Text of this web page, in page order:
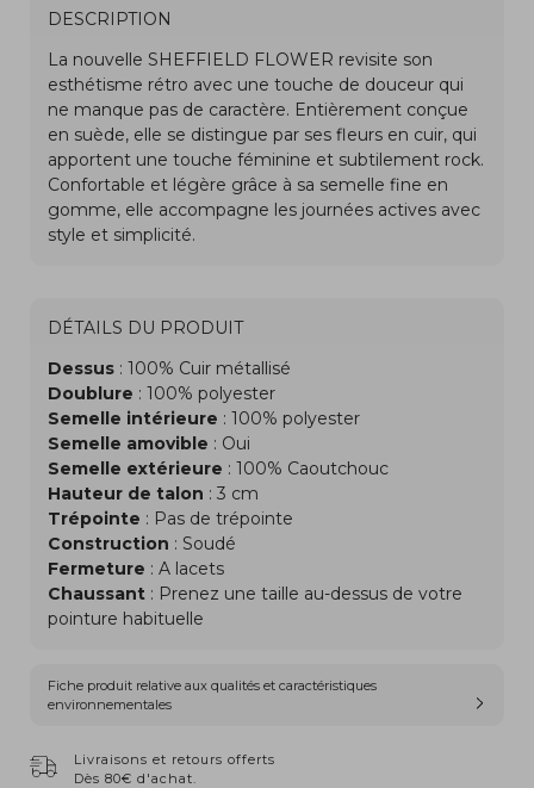
DESCRIPTION
DÉTAILS DU PRODUIT
Dessus : 100% Cuir métallisé
Doublure : 100% polyester
Semelle intérieure : 100% polyester
Semelle amovible : Oui
Semelle extérieure : 100% Caoutchouc
Hauteur de talon : 3 cm
Trépointe : Pas de trépointe
Construction : Soudé
Fermeture : A lacets
Chaussant : Prenez une taille au-dessus de votre
pointure habituelle
Fiche produit relative aux qualités et caractéristiques
environnementales
Livraisons et retours offerts
Dès 80€ d'achat.